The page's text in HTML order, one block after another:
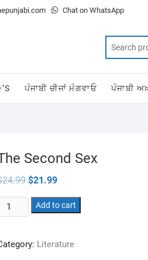
Chat on WhatsApp
ਪੰਜਾਬੀ ਚੀਜਾਂ ਮੰਗਵਾਓ ਪੰਜਾਬੀ
Second Sex
24.99 Original
price
was:
$24.99.
$21.99Current
is:
$21.99.
The
Add to cart
Literature